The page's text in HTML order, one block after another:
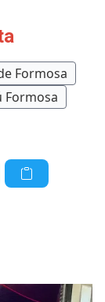
Formosa
Formosa